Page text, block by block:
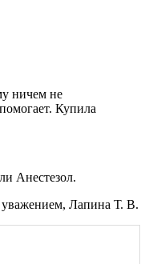
ничем не
Купила
Анестезол.
Лапина Т. В.